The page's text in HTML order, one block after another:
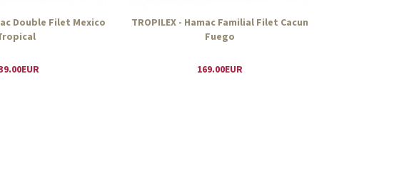
Double Filet Mexico
TROPILEX - Hamac Familial Filet Cacun
Fuego
169.00EUR